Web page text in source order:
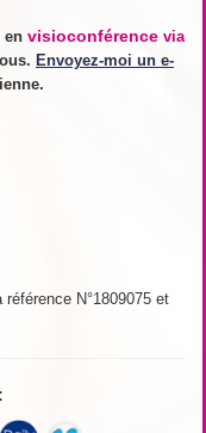
en visioconférence via
Envoyez-moi un e-
N°1809075 et